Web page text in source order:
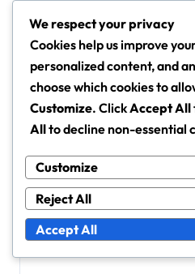
Comparado a lendas
Beckenbauer e Gerd
Polster é mais
austríaco, mas a sua
Ele se tornou um
talento austríacos,
jogadores a
futebol.
We respect your privacy
Cookies help us improve
personalized content, and
choose which cookies to
Customize. ClickAccept All
Allto decline non-essential
Customize
Reject All
Accept All